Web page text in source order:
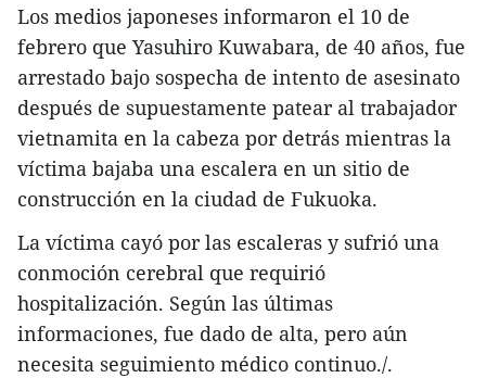
Los medios japoneses informaron el 10 de
febrero que Yasuhiro Kuwabara, de 40 años, fue
arrestado bajo sospecha de intento de asesinato
después de supuestamente patear al trabajador
vietnamita en la cabeza por detrás mientras la
víctima bajaba una escalera en un sitio de
construcción en la ciudad de Fukuoka.
La víctima cayó por las escaleras y sufrió una
conmoción cerebral que requirió
hospitalización. Según las últimas
informaciones, fue dado de alta, pero aún
necesita seguimiento médico continuo./.